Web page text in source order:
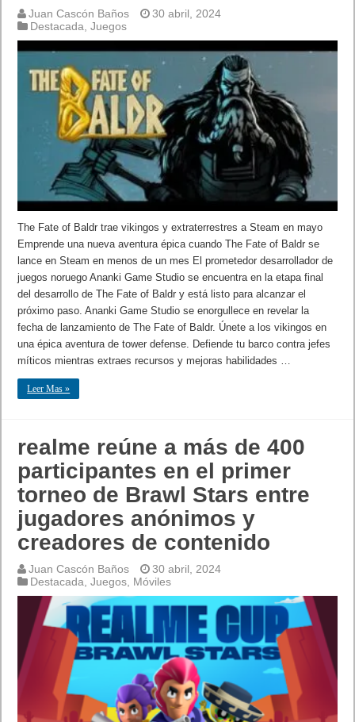
Juan Cascón Baños
30 abril, 2024
Destacada ,Juegos
The Fate of Baldr trae vikingos y extraterrestres a Steam en mayo
Emprende una nueva aventura épica cuando The Fate of Baldr se
lance en Steam en menos de un mes El prometedor desarrollador de
juegos noruego Ananki Game Studio se encuentra en la etapa final
del desarrollo de The Fate of Baldr y está listo para alcanzar el
próximo paso. Ananki Game Studio se enorgullece en revelar la
fecha de lanzamiento de The Fate of Baldr. Únete a los vikingos en
una épica aventura de tower defense. Defiende tu barco contra jefes
míticos mientras extraes recursos y mejoras habilidades …
Leer Mas »
realme reúne a más de 400
participantes en el primer
torneo de Brawl Stars entre
jugadores anónimos y
creadores de contenido
Juan Cascón Baños
30 abril, 2024
Destacada ,Juegos Móviles